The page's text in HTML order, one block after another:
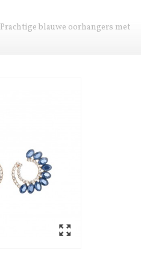
Prachtige blauwe oorhangers met